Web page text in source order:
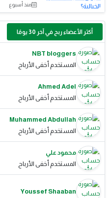
منذ أسبوع
أكثر الأعضاء ربح في آخر 30 يومًا
NBT bloggers
المستخدم أخفى الأرباح
Ahmed Adel
المستخدم أخفى الأرباح
Muhammed Abdullah
المستخدم أخفى الأرباح
محمود علي
المستخدم أخفى الأرباح
Youssef Shaaban